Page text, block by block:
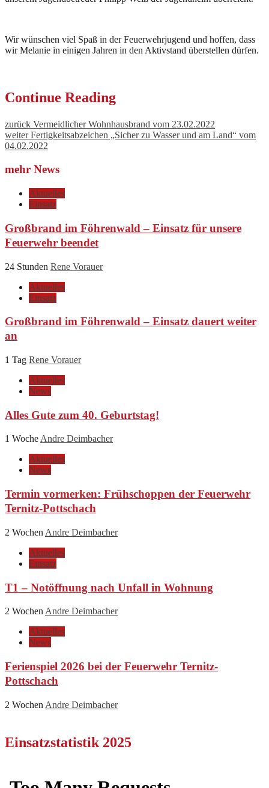
Wir wünschen viel Spaß in der Feuerwehrjugend und hoffen, dass
wir Melanie in einigen Jahren in den Aktivstand überstellen dürfen.
Continue Reading
zurück Vermeidlicher Wohnhausbrand vom 23.02.2022
weiterFertigkeitsabzeichen „Sicher zu Wasser und am Land“ vom
04.02.2022
mehr News
Aktuelles
Einsatz
Großbrand im Föhrenwald – Einsatz für unsere
Feuerwehr beendet
24 Stunden Rene Vorauer
Aktuelles
Einsatz
Großbrand im Föhrenwald – Einsatz dauert weiter
an
1 Tag Rene Vorauer
Aktuelles
News
Alles Gute zum 40. Geburtstag!
1 Woche Andre Deimbacher
Aktuelles
News
Termin vormerken: Frühschoppen der Feuerwehr
Ternitz-Pottschach
2 Wochen Andre Deimbacher
Aktuelles
Einsatz
T1 – Notöffnung nach Unfall in Wohnung
2 Wochen Andre Deimbacher
Aktuelles
News
Ferienspiel 2026 bei der Feuerwehr Ternitz-
Pottschach
2 Wochen Andre Deimbacher
Einsatzstatistik 2025